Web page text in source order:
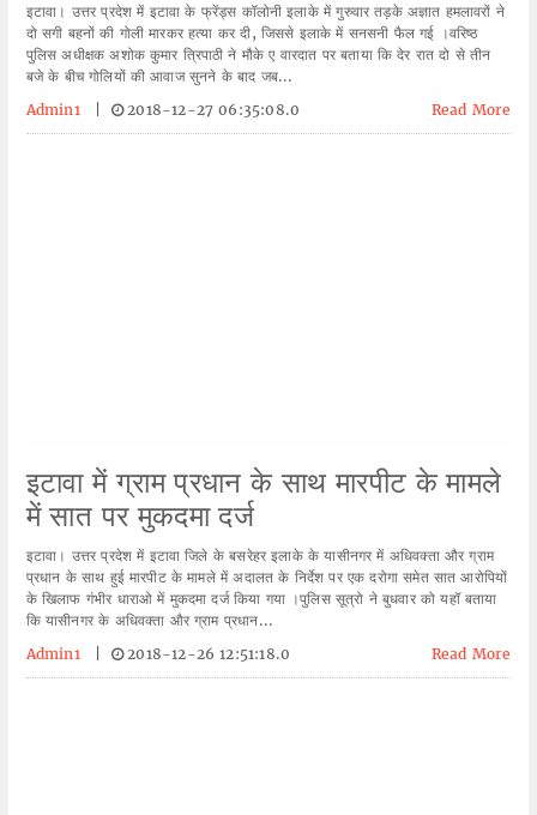
इटावा। उत्तर प्रदेश में इटावा के फ्रेंड्स कॉलोनी इलाके में गुरुवार तड़के अज्ञात हमलावरों ने
दो सगी बहनों की गोली मारकर हत्या कर दी, जिससे इलाके में सनसनी फैल गई ।वरिष्ठ
पुलिस अधीक्षक अशोक कुमार त्रिपाठी ने मौके ए वारदात पर बताया कि देर रात दो से तीन
बजे के बीच गोलियों की आवाज सुनने के बाद जब...
Admin1
2018-12-27 06:35:08.0 Read More
इटावा में ग्राम प्रधान के साथ मारपीट के मामले
में सात पर मुकदमा दर्ज
इटावा। उत्तर प्रदेश में इटावा जिले के बसरेहर इलाके के यासीनगर में अधिवक्ता और ग्राम
प्रधान के साथ हुई मारपीट के मामले में अदालत के निर्देश पर एक दरोगा समेत सात आरोपियों
के खिलाफ गंभीर धाराओ में मुकदमा दर्ज किया गया ।पुलिस सूत्रो ने बुधवार को यहॉ बताया
कि यासीनगर के अधिवक्ता और ग्राम प्रधान...
Admin1
2018-12-26 12:51:18.0 Read More